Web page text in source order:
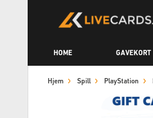
HOME GAVEKORT
Hjem Spill PlayStation